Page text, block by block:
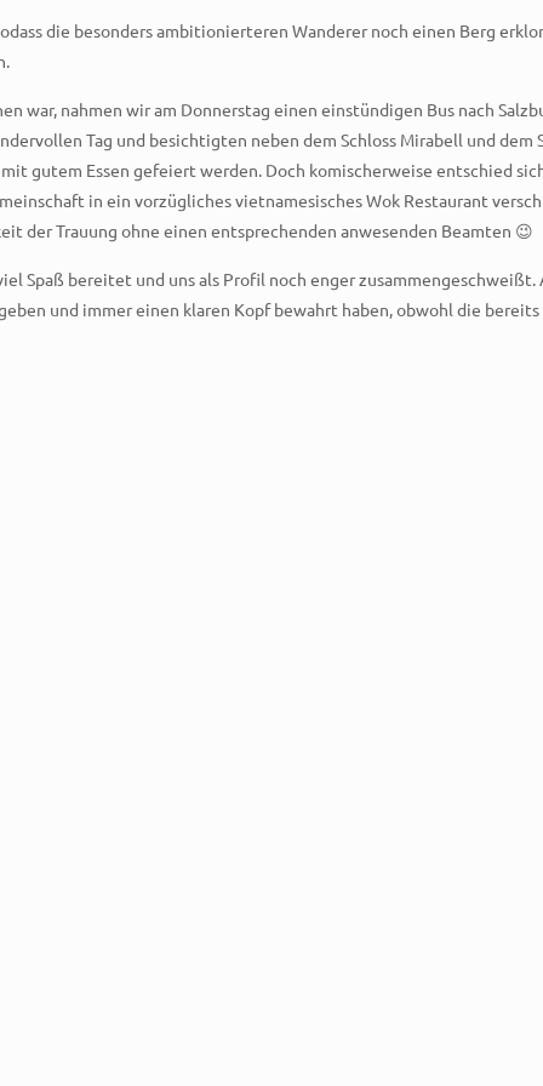
die besonders ambitionierteren Wanderer noch einen Berg
war, nahmen wir am Donnerstag einen einstündigen Bus nach
Tag und besichtigten neben dem Schloss Mirabell und dem
gutem Essen gefeiert werden. Doch komischerweise entschied
in ein vorzügliches vietnamesisches Wok Restaurant
der Trauung ohne einen entsprechenden anwesenden Beamten 😉
Spaß bereitet und uns als Profil noch enger
und immer einen klaren Kopf bewahrt haben, obwohl die